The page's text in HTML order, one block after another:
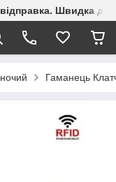
Швидка
Гаманець